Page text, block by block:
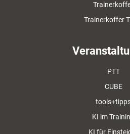
Trainerkoffer
PTT
CUBE
KI im
KI für